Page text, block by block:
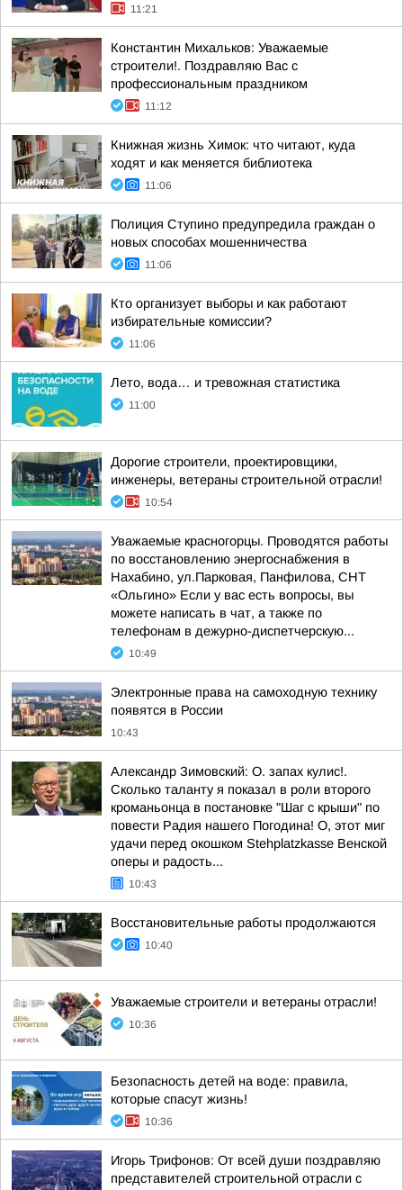
11:21
Константин Михальков: Уважаемые
строители!. Поздравляю Вас с
профессиональным праздником
11:12
Книжная жизнь Химок: что читают, куда
ходят и как меняется библиотека
11:06
Полиция Ступино предупредила граждан о
новых способах мошенничества
11:06
Кто организует выборы и как работают
избирательные комиссии?
11:06
Лето, вода… и тревожная статистика
11:00
Дорогие строители, проектировщики,
инженеры, ветераны строительной отрасли!
10:54
Уважаемые красногорцы. Проводятся работы
по восстановлению энергоснабжения в
Нахабино, ул.Парковая, Панфилова, СНТ
«Ольгино» Если у вас есть вопросы, вы
можете написать в чат, а также по
телефонам в дежурно-диспетчерскую...
10:49
Электронные права на самоходную технику
появятся в России
10:43
Александр Зимовский: О. запах кулис!.
Сколько таланту я показал в роли второго
кроманьонца в постановке "Шаг с крыши" по
повести Радия нашего Погодина! О, этот миг
удачи перед окошком Stehplatzkasse Венской
оперы и радость...
10:43
Восстановительные работы продолжаются
10:40
Уважаемые строители и ветераны отрасли!
10:36
Безопасность детей на воде: правила,
которые спасут жизнь!
10:36
Игорь Трифонов: От всей души поздравляю
представителей строительной отрасли с